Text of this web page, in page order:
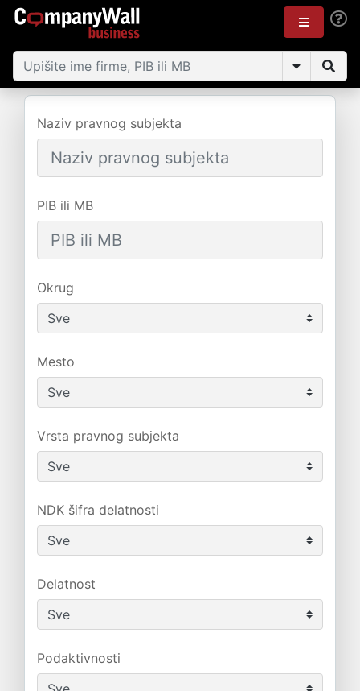
Naziv pravnog subjekta
PIB ili MB
Okrug
Mesto
Vrsta pravnog subjekta
NDK šifra delatnosti
Delatnost
Podaktivnosti